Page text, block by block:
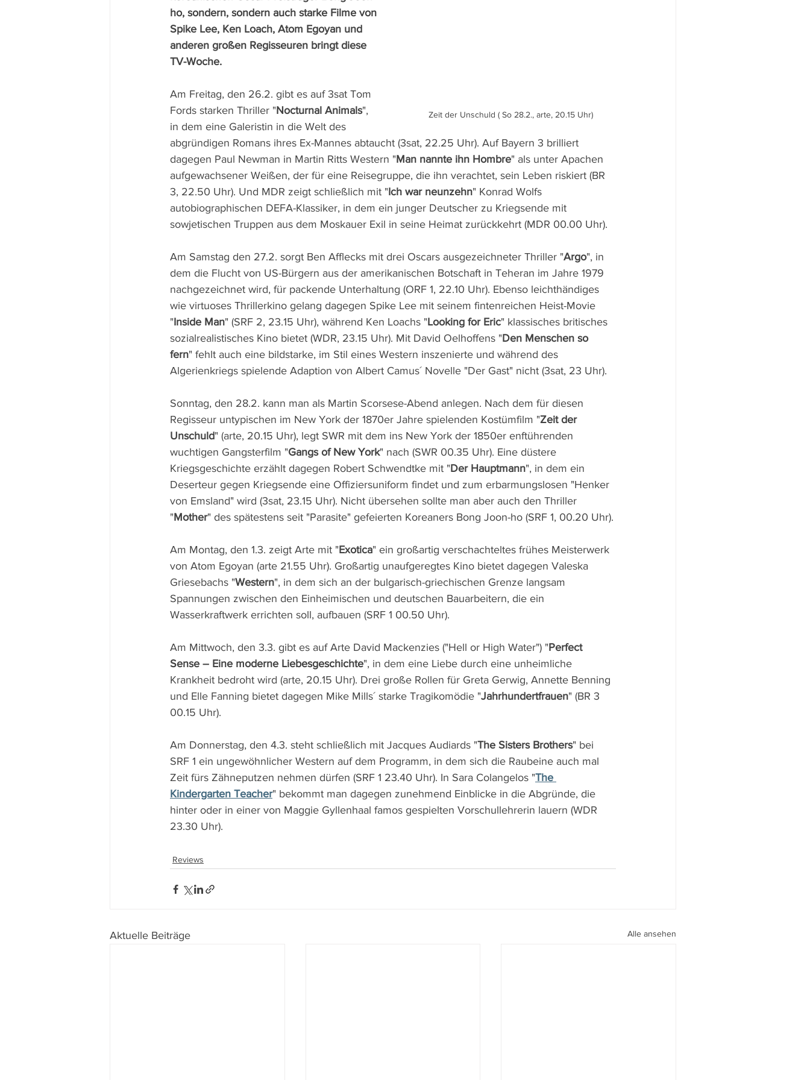
Zeit der Unschuld ( So 28.2., arte, 20.15 Uhr)
ho, sondern, sondern auch starke Filme von
Spike Lee, Ken Loach, Atom Egoyan und
anderen großen Regisseuren bringt diese
TV-Woche.
Am Freitag, den 26.2. gibt es auf 3sat Tom
Fords starken Thriller "Nocturnal Animals",
in dem eine Galeristin in die Welt des
abgründigen Romans ihres Ex-Mannes abtaucht (3sat, 22.25 Uhr). Auf Bayern 3 brilliert
dagegen Paul Newman in Martin Ritts Western "Man nannte ihn Hombre" als unter Apachen
aufgewachsener Weißen, der für eine Reisegruppe, die ihn verachtet, sein Leben riskiert (BR
3, 22.50 Uhr). Und MDR zeigt schließlich mit "Ich war neunzehn" Konrad Wolfs
autobiographischen DEFA-Klassiker, in dem ein junger Deutscher zu Kriegsende mit
sowjetischen Truppen aus dem Moskauer Exil in seine Heimat zurückkehrt (MDR 00.00 Uhr).
Am Samstag den 27.2. sorgt Ben Afflecks mit drei Oscars ausgezeichneter Thriller "Argo", in
dem die Flucht von US-Bürgern aus der amerikanischen Botschaft in Teheran im Jahre 1979
nachgezeichnet wird, für packende Unterhaltung (ORF 1, 22.10 Uhr). Ebenso leichthändiges
wie virtuoses Thrillerkino gelang dagegen Spike Lee mit seinem fintenreichen Heist-Movie
"Inside Man" (SRF 2, 23.15 Uhr), während Ken Loachs "Looking for Eric" klassisches britisches
sozialrealistisches Kino bietet (WDR, 23.15 Uhr). Mit David Oelhoffens "Den Menschen so
fern" fehlt auch eine bildstarke, im Stil eines Western inszenierte und während des
Algerienkriegs spielende Adaption von Albert Camus´ Novelle "Der Gast" nicht (3sat, 23 Uhr).
Sonntag, den 28.2. kann man als Martin Scorsese-Abend anlegen. Nach dem für diesen
Regisseur untypischen im New York der 1870er Jahre spielenden Kostümfilm "Zeit der
Unschuld" (arte, 20.15 Uhr), legt SWR mit dem ins New York der 1850er enftührenden
wuchtigen Gangsterfilm "Gangs of New York" nach (SWR 00.35 Uhr). Eine düstere
Kriegsgeschichte erzählt dagegen Robert Schwendtke mit "Der Hauptmann", in dem ein
Deserteur gegen Kriegsende eine Offiziersuniform findet und zum erbarmungslosen "Henker
von Emsland" wird (3sat, 23.15 Uhr). Nicht übersehen sollte man aber auch den Thriller
"Mother" des spätestens seit "Parasite" gefeierten Koreaners Bong Joon-ho (SRF 1, 00.20 Uhr).
Am Montag, den 1.3. zeigt Arte mit "Exotica" ein großartig verschachteltes frühes Meisterwerk
von Atom Egoyan (arte 21.55 Uhr). Großartig unaufgeregtes Kino bietet dagegen Valeska
Griesebachs "Western", in dem sich an der bulgarisch-griechischen Grenze langsam
Spannungen zwischen den Einheimischen und deutschen Bauarbeitern, die ein
Wasserkraftwerk errichten soll, aufbauen (SRF 1 00.50 Uhr).
Am Mittwoch, den 3.3. gibt es auf Arte David Mackenzies ("Hell or High Water") "Perfect
Sense – Eine moderne Liebesgeschichte", in dem eine Liebe durch eine unheimliche
Krankheit bedroht wird (arte, 20.15 Uhr). Drei große Rollen für Greta Gerwig, Annette Benning
und Elle Fanning bietet dagegen Mike Mills´ starke Tragikomödie "Jahrhundertfrauen" (BR 3
00.15 Uhr).
Am Donnerstag, den 4.3. steht schließlich mit Jacques Audiards "The Sisters Brothers" bei
SRF 1 ein ungewöhnlicher Western auf dem Programm, in dem sich die Raubeine auch mal
Zeit fürs Zähneputzen nehmen dürfen (SRF 1 23.40 Uhr). In Sara Colangelos "The
Kindergarten Teacher" bekommt man dagegen zunehmend Einblicke in die Abgründe, die
hinter oder in einer von Maggie Gyllenhaal famos gespielten Vorschullehrerin lauern (WDR
23.30 Uhr).
Reviews
Aktuelle Beiträge Alle ansehen